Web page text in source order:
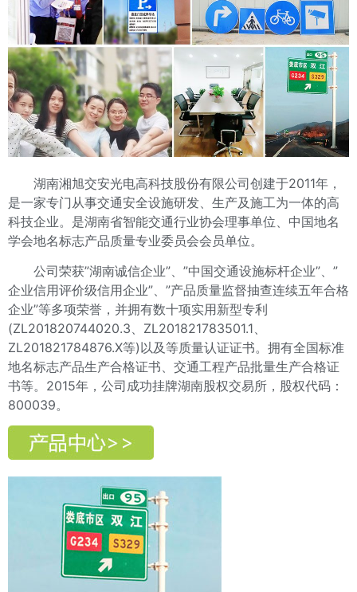
湖南湘旭交安光电高科技股份有限公司创建于2011年，
是一家专门从事交通安全设施研发、生产及施工为一体的高
科技企业。是湖南省智能交通行业协会理事单位、中国地名
学会地名标志产品质量专业委员会会员单位。
公司荣获”湖南诚信企业”、”中国交通设施标杆企业”、”
企业信用评价级信用企业”、”产品质量监督抽查连续五年合格
企业”等多项荣誉，并拥有数十项实用新型专利
(ZL201820744020.3、ZL201821783501.1、
ZL201821784876.X等)以及等质量认证证书。拥有全国标准
地名标志产品生产合格证书、交通工程产品批量生产合格证
书等。2015年，公司成功挂牌湖南股权交易所，股权代码：
800039。